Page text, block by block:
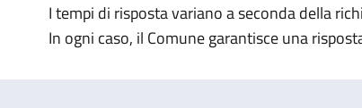
I tempi di risposta variano a seconda della
In ogni caso, il Comune garantisce una